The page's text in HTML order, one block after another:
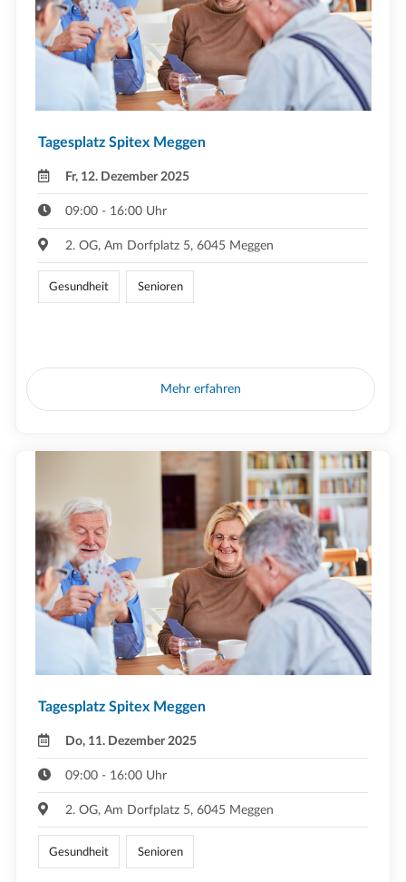
Tagesplatz Spitex Meggen
Fr, 12. Dezember 2025
09:00 - 16:00 Uhr
2. OG, Am Dorfplatz 5, 6045 Meggen
Gesundheit Senioren
Mehr erfahren
Tagesplatz Spitex Meggen
Do, 11. Dezember 2025
09:00 - 16:00 Uhr
2. OG, Am Dorfplatz 5, 6045 Meggen
Gesundheit Senioren